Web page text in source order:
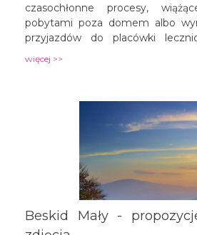
czasochłonne procesy,
pobytami poza domem albo
przyjazdów do placówki
rodzin, które towarzyszą bliskim
spędzenie razem czasu poza
więcej >>
Beskid Mały -